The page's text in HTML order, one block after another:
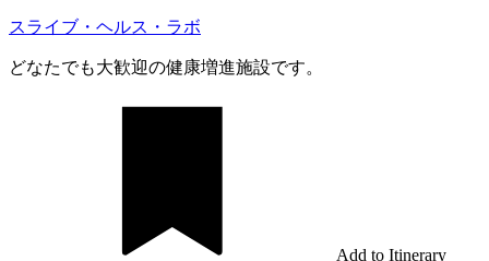
スライブ・ヘルス・ラボ
どなたでも大歓迎の健康増進施設です。
Add to Itinerary